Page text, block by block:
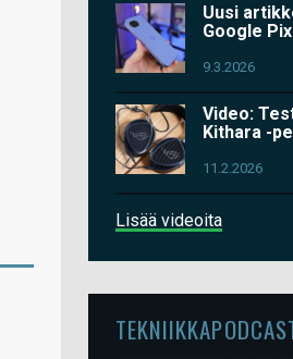
Uusi
Google
9.3.2026
Video:
Kithara -
11.2.2026
Lisää videoita